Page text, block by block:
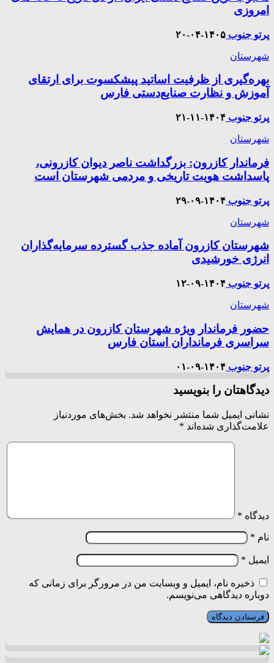
امروزی
پرتو جنوب ۱۴۰۵-۰۴-۲۰
شهرستان
بهره‌گیری از ظرفیت اساتید پیشکسوت برای ارتقای
آموزش و نظارت صنایع‌دستی فارس
پرتو جنوب ۱۴۰۴-۱۱-۲۱
شهرستان
فرماندار کازرون: بزرگداشت ناصر دیوان کازرونی،
پاسداشت هویت تاریخی و مردمی شهرستان است
پرتو جنوب ۱۴۰۴-۰۹-۲۹
شهرستان
شهرستان کازرون آماده جذب گسترده سرمایه‌گذاران
انرژی خورشیدی
پرتو جنوب ۱۴۰۴-۰۹-۱۲
شهرستان
حضور فرماندار ویژه شهرستان کازرون در همایش
سراسری فرمانداران استان فارس
پرتو جنوب ۱۴۰۴-۰۹-۰۱
دیدگاهتان را بنویسید
نشانی ایمیل شما منتشر نخواهد شد. بخش‌های موردنیاز
علامت‌گذاری شده‌اند *
دیدگاه *
نام *
ایمیل *
ذخیره نام، ایمیل و وبسایت من در مرورگر برای زمانی که
دوباره دیدگاهی می‌نویسم.